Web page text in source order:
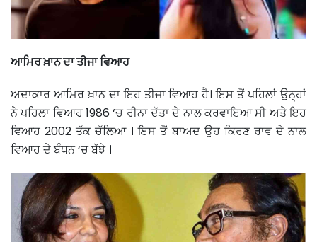
ਆਮਿਰ ਖ਼ਾਨ ਦਾ ਤੀਜਾ ਵਿਆਹ
ਅਦਾਕਾਰ ਆਮਿਰ ਖ਼ਾਨ ਦਾ ਇਹ ਤੀਜਾ ਵਿਆਹ ਹੈ। ਇਸ ਤੋਂ ਪਹਿਲਾਂ ਉਨ੍ਹਾਂ
ਨੇ ਪਹਿਲਾ ਵਿਆਹ 1986 ‘ਚ ਰੀਨਾ ਦੱਤਾ ਦੇ ਨਾਲ ਕਰਵਾਇਆ ਸੀ ਅਤੇ ਇਹ
ਵਿਆਹ 2002 ਤੱਕ ਚੱਲਿਆ । ਇਸ ਤੋਂ ਬਾਅਦ ਉਹ ਕਿਰਣ ਰਾਵ ਦੇ ਨਾਲ
ਵਿਆਹ ਦੇ ਬੰਧਨ ‘ਚ ਬੱਝੇ ।